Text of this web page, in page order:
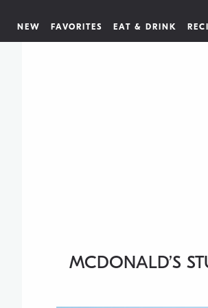
NEW FAVORITES EAT & DRINK
MCDONALD’S